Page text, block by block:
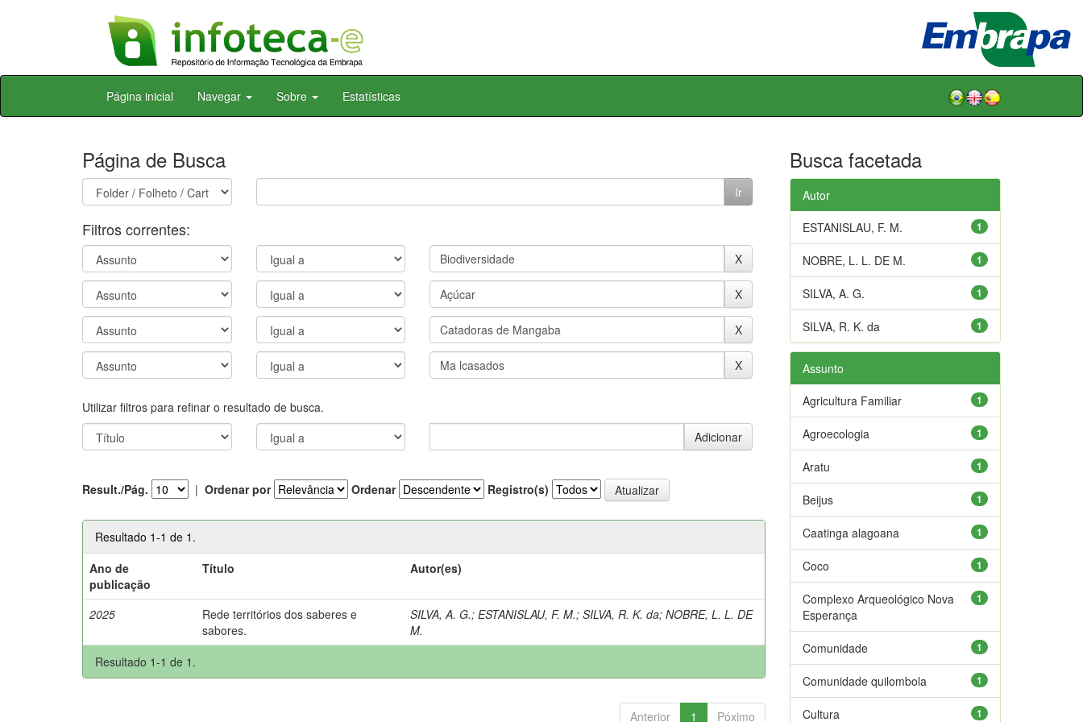
Skip
Página inicial Navegar Sobre Estatísticas
Página de Busca
Filtros correntes:
Utilizar filtros para refinar o resultado de busca.
Result./Pág. | Ordenar por Ordenar Registro(s)
Resultado 1-1 de 1.
Ano de
publicação
Título Autor(es)
2025
Rede territórios dos saberes e
sabores.
SILVA, A. G.;ESTANISLAU, F. M.;SILVA, R. K. da;NOBRE, L. L. DE
M.
Resultado 1-1 de 1.
Anterior 1 Póximo
Busca facetada
Autor
1
ESTANISLAU, F. M.
1
NOBRE, L. L. DE M.
1
SILVA, A. G.
1
SILVA, R. K. da
Assunto
1
Agricultura Familiar
1
Agroecologia
1
Aratu
1
Beijus
1
Caatinga alagoana
1
Coco
1
Complexo Arqueológico Nova
Esperança
1
Comunidade
1
Comunidade quilombola
1
Cultura